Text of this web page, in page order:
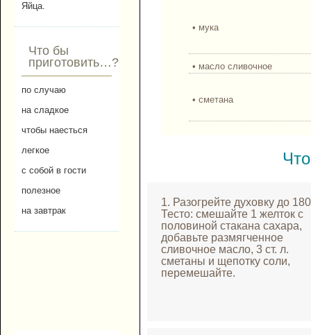
Яйца.
Что бы
приготовить…?
по случаю
на сладкое
чтобы наесться
легкое
с собой в гости
полезное
на завтрак
• мука
• масло сливочное
• сметана
1. Разогрейте духовку до
Тесто: смешайте 1 желток с
половиной стакана сахара,
добавьте размягченное
сливочное масло, 3 ст. л.
сметаны и щепотку соли,
перемешайте.